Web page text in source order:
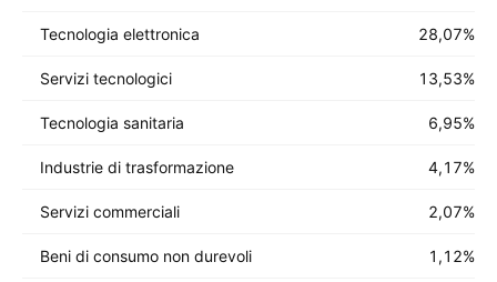
Tecnologia elettronica 28,07%
Servizi tecnologici 13,53%
Tecnologia sanitaria 6,95%
Industrie di trasformazione 4,17%
Servizi commerciali 2,07%
Beni di consumo non durevoli 1,12%